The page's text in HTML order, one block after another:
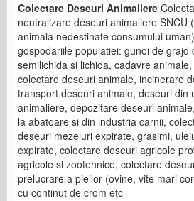
Colectare Deseuri Animaliere
neutralizare deseuri animaliere SNCU
animala nedestinate consumului
gospodariile populatiei: gunoi de grajd
semilichida si lichida, cadavre
colectare deseuri animale, incinerare
transport deseuri animale, deseuri din
animaliere, depozitare deseuri
la abatoare si din industria carnii,
deseuri mezeluri expirate, grasimi,
expirate, colectare deseuri agricole
agricole si zootehnice, colectare
prelucrare a pieilor (ovine, vite mari
cu continut de crom etc